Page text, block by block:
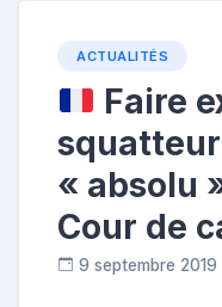
ACTUALITÉS
Faire
« absolu
Cour de
9 septembre 2019